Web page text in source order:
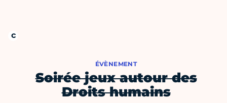
ÉVÈNEMENT
Soirée jeux autour des
Droits humains